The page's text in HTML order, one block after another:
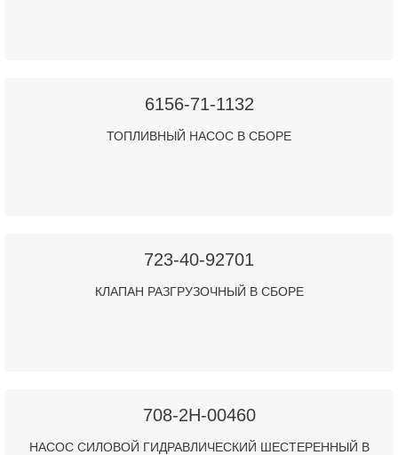
6156-71-1132
ТОПЛИВНЫЙ НАСОС В СБОРЕ
723-40-92701
КЛАПАН РАЗГРУЗОЧНЫЙ В СБОРЕ
708-2H-00460
НАСОС СИЛОВОЙ ГИДРАВЛИЧЕСКИЙ ШЕСТЕРЕННЫЙ В